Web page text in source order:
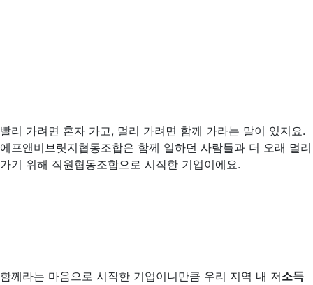
빨리 가려면 혼자 가고, 멀리 가려면 함께 가라는 말이 있지요.
에프앤비브릿지협동조합은 함께 일하던 사람들과 더 오래 멀리
가기 위해 직원협동조합으로 시작한 기업이에요.
함께라는 마음으로 시작한 기업이니만큼 우리 지역 내 저소득